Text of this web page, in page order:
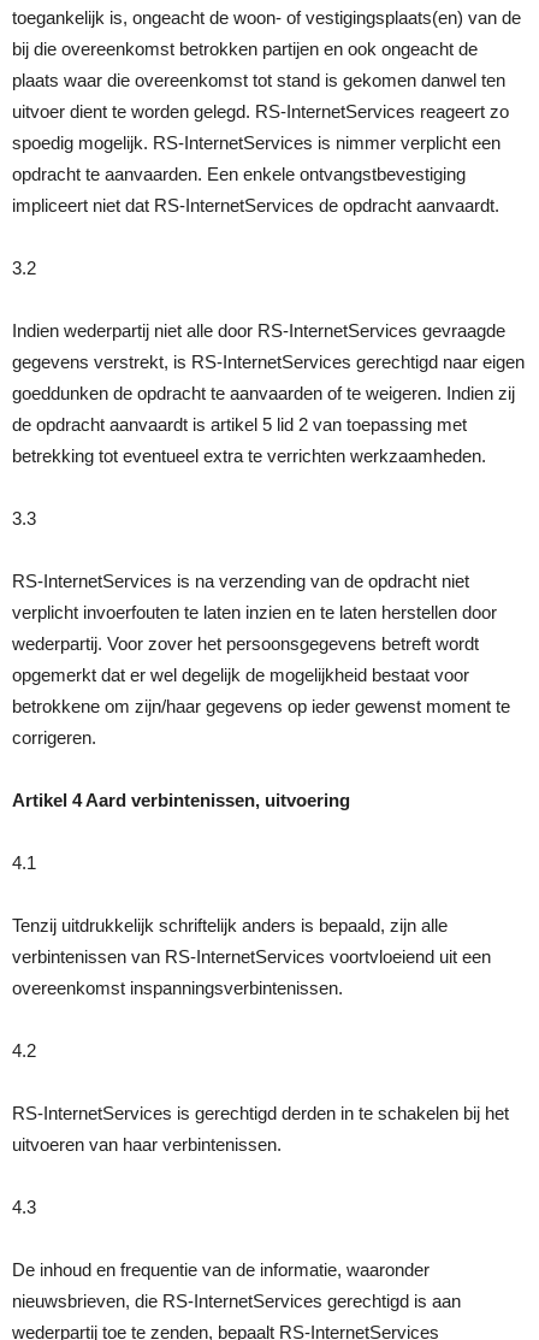
toegankelijk is, ongeacht de woon- of vestigingsplaats(en) van de
bij die overeenkomst betrokken partijen en ook ongeacht de
plaats waar die overeenkomst tot stand is gekomen danwel ten
uitvoer dient te worden gelegd. RS-InternetServices reageert zo
spoedig mogelijk. RS-InternetServices is nimmer verplicht een
opdracht te aanvaarden. Een enkele ontvangstbevestiging
impliceert niet dat RS-InternetServices de opdracht aanvaardt.
3.2
Indien wederpartij niet alle door RS-InternetServices gevraagde
gegevens verstrekt, is RS-InternetServices gerechtigd naar eigen
goeddunken de opdracht te aanvaarden of te weigeren. Indien zij
de opdracht aanvaardt is artikel 5 lid 2 van toepassing met
betrekking tot eventueel extra te verrichten werkzaamheden.
3.3
RS-InternetServices is na verzending van de opdracht niet
verplicht invoerfouten te laten inzien en te laten herstellen door
wederpartij. Voor zover het persoonsgegevens betreft wordt
opgemerkt dat er wel degelijk de mogelijkheid bestaat voor
betrokkene om zijn/haar gegevens op ieder gewenst moment te
corrigeren.
Artikel 4 Aard verbintenissen, uitvoering
4.1
Tenzij uitdrukkelijk schriftelijk anders is bepaald, zijn alle
verbintenissen van RS-InternetServices voortvloeiend uit een
overeenkomst inspanningsverbintenissen.
4.2
RS-InternetServices is gerechtigd derden in te schakelen bij het
uitvoeren van haar verbintenissen.
4.3
De inhoud en frequentie van de informatie, waaronder
nieuwsbrieven, die RS-InternetServices gerechtigd is aan
wederpartij toe te zenden, bepaalt RS-InternetServices